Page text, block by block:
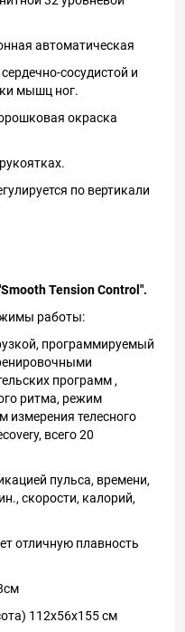
автоматическая
сосудистой и
мышц ног.
окраска
по вертикали
Tension Control".
работы:
программируемый
программ ,
ритма, режим
измерения телесного
всего 20
пульса, времени,
скорости, калорий,
отличную плавность
112x56x155 см